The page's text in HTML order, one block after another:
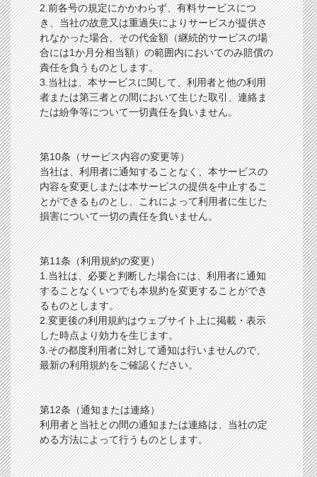
2.前各号の規定にかかわらず、有料サービスにつ
き、当社の故意又は重過失によりサービスが提供さ
れなかった場合、その代金額（継続的サービスの場
合には1か月分相当額）の範囲内においてのみ賠償の
責任を負うものとします。
3.当社は、本サービスに関して、利用者と他の利用
者または第三者との間において生じた取引、連絡ま
たは紛争等について一切責任を負いません。
第10条（サービス内容の変更等）
当社は、利用者に通知することなく、本サービスの
内容を変更しまたは本サービスの提供を中止するこ
とができるものとし、これによって利用者に生じた
損害について一切の責任を負いません。
第11条（利用規約の変更）
1.当社は、必要と判断した場合には、利用者に通知
することなくいつでも本規約を変更することができ
るものとします。
2.変更後の利用規約はウェブサイト上に掲載・表示
した時点より効力を生じます。
3.その都度利用者に対して通知は行いませんので、
最新の利用規約をご確認ください。
第12条（通知または連絡）
利用者と当社との間の通知または連絡は、当社の定
める方法によって行うものとします。